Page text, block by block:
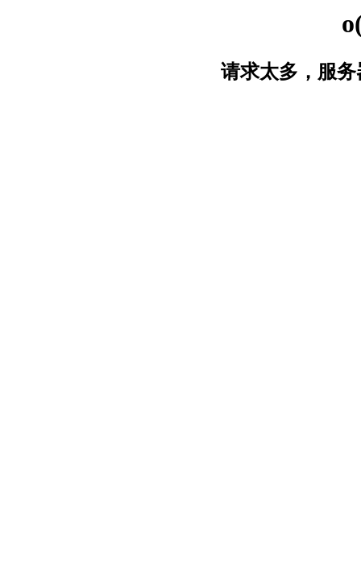
请求太多，服